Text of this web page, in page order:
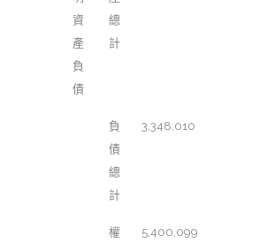
資
產
負
債
總
計
負
債
總
計
3,348,010
權 5,400,099